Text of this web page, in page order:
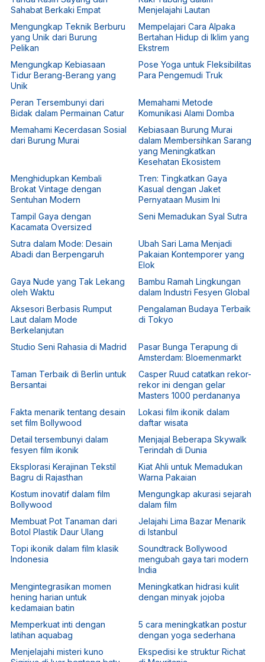
Sahabat Berkaki Empat
Menjelajahi Lautan
Mengungkap Teknik Berburu
yang Unik dari Burung
Pelikan
Mempelajari Cara Alpaka
Bertahan Hidup di Iklim yang
Ekstrem
Mengungkap Kebiasaan
Tidur Berang-Berang yang
Unik
Pose Yoga untuk Fleksibilitas
Para Pengemudi Truk
Peran Tersembunyi dari
Bidak dalam Permainan Catur
Memahami Metode
Komunikasi Alami Domba
Memahami Kecerdasan Sosial
dari Burung Murai
Kebiasaan Burung Murai
dalam Membersihkan Sarang
yang Meningkatkan
Kesehatan Ekosistem
Menghidupkan Kembali
Brokat Vintage dengan
Sentuhan Modern
Tren: Tingkatkan Gaya
Kasual dengan Jaket
Pernyataan Musim Ini
Tampil Gaya dengan
Kacamata Oversized
Seni Memadukan Syal Sutra
Sutra dalam Mode: Desain
Abadi dan Berpengaruh
Ubah Sari Lama Menjadi
Pakaian Kontemporer yang
Elok
Gaya Nude yang Tak Lekang
oleh Waktu
Bambu Ramah Lingkungan
dalam Industri Fesyen Global
Aksesori Berbasis Rumput
Laut dalam Mode
Berkelanjutan
Pengalaman Budaya Terbaik
di Tokyo
Studio Seni Rahasia di Madrid
Pasar Bunga Terapung di
Amsterdam: Bloemenmarkt
Taman Terbaik di Berlin untuk
Bersantai
Casper Ruud catatkan rekor-
rekor ini dengan gelar
Masters 1000 perdananya
Fakta menarik tentang desain
set film Bollywood
Lokasi film ikonik dalam
daftar wisata
Detail tersembunyi dalam
fesyen film ikonik
Menjajal Beberapa Skywalk
Terindah di Dunia
Eksplorasi Kerajinan Tekstil
Bagru di Rajasthan
Kiat Ahli untuk Memadukan
Warna Pakaian
Kostum inovatif dalam film
Bollywood
Mengungkap akurasi sejarah
dalam film
Membuat Pot Tanaman dari
Botol Plastik Daur Ulang
Jelajahi Lima Bazar Menarik
di Istanbul
Topi ikonik dalam film klasik
Indonesia
Soundtrack Bollywood
mengubah gaya tari modern
India
Mengintegrasikan momen
hening harian untuk
kedamaian batin
Meningkatkan hidrasi kulit
dengan minyak jojoba
Memperkuat inti dengan
latihan aquabag
5 cara meningkatkan postur
dengan yoga sederhana
Menjelajahi misteri kuno
Ekspedisi ke struktur Richat